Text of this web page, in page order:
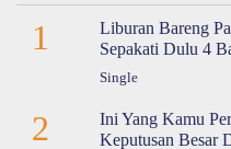
1
Liburan Bareng
Sepakati Dulu 4
Single
2
Ini Yang Kamu
Keputusan Besar